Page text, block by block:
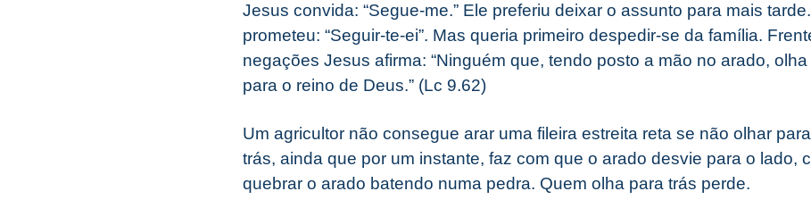
Jesus convida: “Segue-me.” Ele preferiu deixar o assunto para mais
prometeu: “Seguir-te-ei”. Mas queria primeiro despedir-se da família.
negações Jesus afirma: “Ninguém que, tendo posto a mão no arado,
para o reino de Deus.” (Lc 9.62)
Um agricultor não consegue arar uma fileira estreita reta se não olhar
trás, ainda que por um instante, faz com que o arado desvie para o lado,
quebrar o arado batendo numa pedra. Quem olha para trás perde.